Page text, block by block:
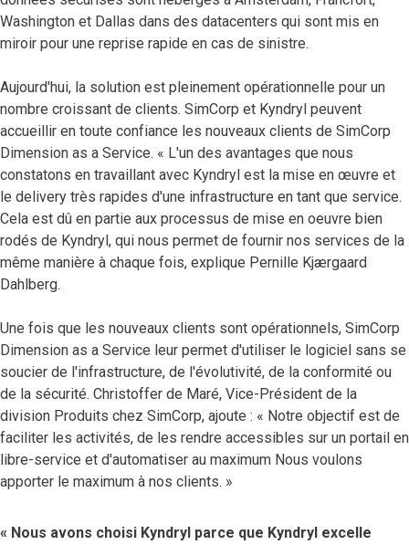
Washington et Dallas dans des datacenters qui sont mis en
miroir pour une reprise rapide en cas de sinistre.
Aujourd'hui, la solution est pleinement opérationnelle pour un
nombre croissant de clients. SimCorp et Kyndryl peuvent
accueillir en toute confiance les nouveaux clients de SimCorp
Dimension as a Service. « L'un des avantages que nous
constatons en travaillant avec Kyndryl est la mise en œuvre et
le delivery très rapides d'une infrastructure en tant que service.
Cela est dû en partie aux processus de mise en oeuvre bien
rodés de Kyndryl, qui nous permet de fournir nos services de la
même manière à chaque fois, explique Pernille Kjærgaard
Dahlberg.
Une fois que les nouveaux clients sont opérationnels, SimCorp
Dimension as a Service leur permet d'utiliser le logiciel sans se
soucier de l'infrastructure, de l'évolutivité, de la conformité ou
de la sécurité. Christoffer de Maré, Vice-Président de la
division Produits chez SimCorp, ajoute : « Notre objectif est de
faciliter les activités, de les rendre accessibles sur un portail en
libre-service et d'automatiser au maximum Nous voulons
apporter le maximum à nos clients. »
« Nous avons choisi Kyndryl parce que Kyndryl excelle